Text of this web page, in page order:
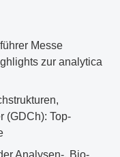
Messe
zur analytica
(GDCh): Top-
Analysen-, Bio-